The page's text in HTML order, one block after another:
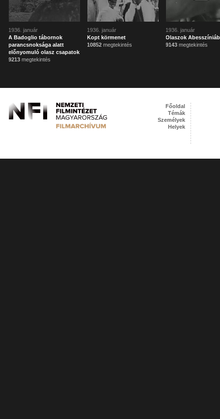
1936. január
A Badoglio tábornok
parancsnoksága alatt
előnyomuló olasz csapatok
9213 megtekintés
1936. január
Kopt körmenet
10852 megtekintés
1936. január
Olaszok
9143 megtekintés
Főoldal
Témák
Személyek
Helyek